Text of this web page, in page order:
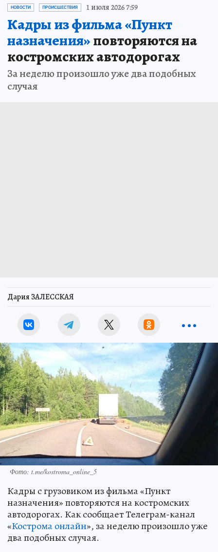
НОВОСТИ ПРОИСШЕСТВИЯ 1 июля 2026 7:59
Кадры из фильма «Пункт
назначения»повторяются на
костромских автодорогах
За неделю произошло уже два подобных
случая
Дария ЗАЛЕССКАЯ
Фото: t.me/kostroma_online_5
Кадры с грузовиком из фильма «Пункт
назначения» повторяются на костромских
автодорогах. Как сообщает Телеграм-канал
«Кострома онлайн», за неделю произошло уже
два подобных случая.